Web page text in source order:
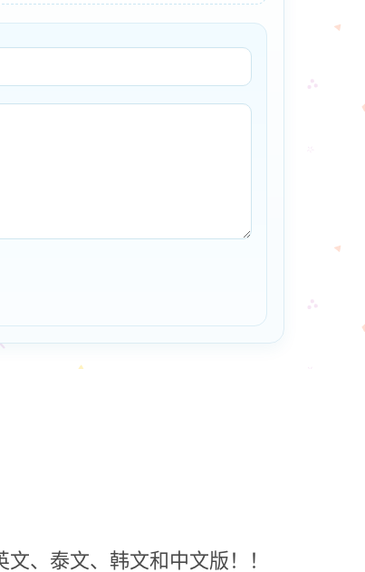
、泰文、韩文和中文版！！